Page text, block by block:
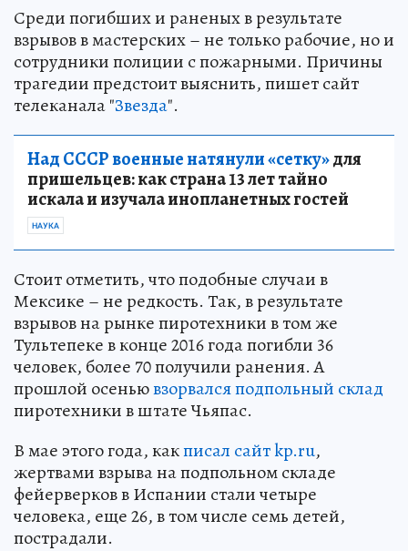
Среди погибших и раненых в результате
взрывов в мастерских – не только рабочие, но и
сотрудники полиции с пожарными. Причины
трагедии предстоит выяснить, пишет сайт
телеканала "Звезда".
Над СССР военные натянули «сетку»для
пришельцев: как страна 13 лет тайно
искала и изучала инопланетных гостей
НАУКА
Стоит отметить, что подобные случаи в
Мексике – не редкость. Так, в результате
взрывов на рынке пиротехники в том же
Тультепеке в конце 2016 года погибли 36
человек, более 70 получили ранения. А
прошлой осеньювзорвался подпольный склад
пиротехники в штате Чьяпас.
В мае этого года, какписал сайт kp.ru,
жертвами взрыва на подпольном складе
фейерверков в Испании стали четыре
человека, еще 26, в том числе семь детей,
пострадали.